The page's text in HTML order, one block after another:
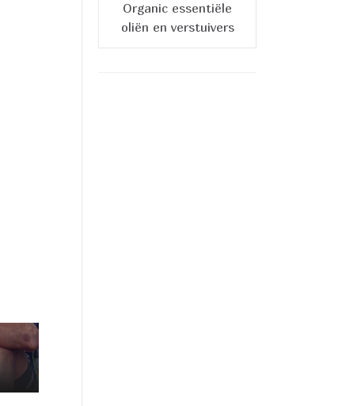
Organic essentiële
oliën en verstuivers